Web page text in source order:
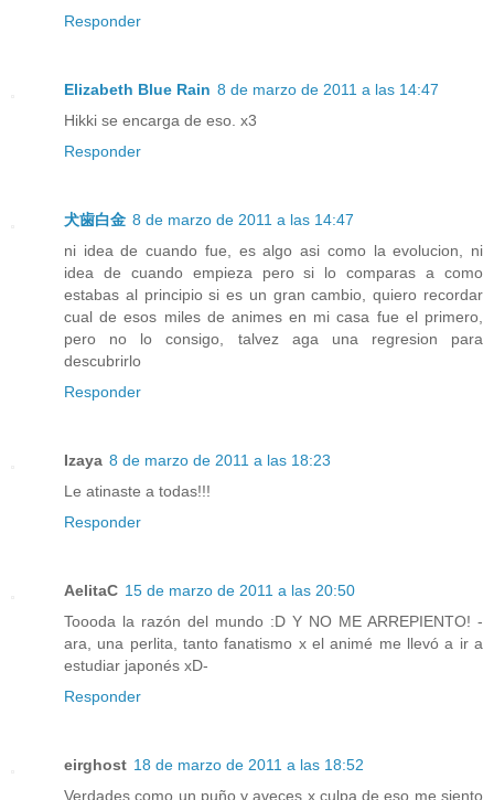
Responder
Elizabeth Blue Rain 8 de marzo de 2011 a las 14:47
Hikki se encarga de eso. x3
Responder
犬歯白金 8 de marzo de 2011 a las 14:47
ni idea de cuando fue, es algo asi como la evolucion, ni
idea de cuando empieza pero si lo comparas a como
estabas al principio si es un gran cambio, quiero recordar
cual de esos miles de animes en mi casa fue el primero,
pero no lo consigo, talvez aga una regresion para
descubrirlo
Responder
Izaya 8 de marzo de 2011 a las 18:23
Le atinaste a todas!!!
Responder
AelitaC 15 de marzo de 2011 a las 20:50
Toooda la razón del mundo :D Y NO ME ARREPIENTO! -
ara, una perlita, tanto fanatismo x el animé me llevó a ir a
estudiar japonés xD-
Responder
eirghost 18 de marzo de 2011 a las 18:52
Verdades como un puño y aveces x culpa de eso me siento